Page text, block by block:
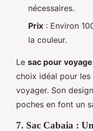
nécessaires.
Prix : Environ
la couleur.
Le sac pour
choix idéal pour
voyager. Son
poches en font un
7. Sac Cabaia :